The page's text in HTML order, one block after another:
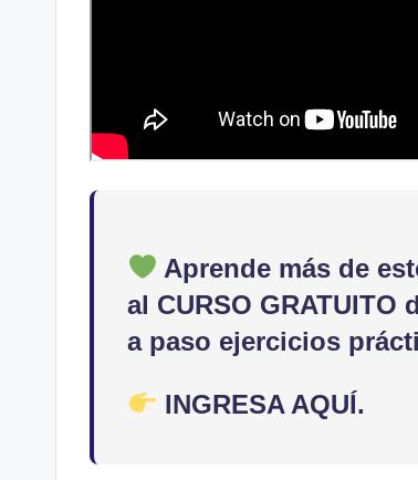
Aprende más de
al CURSO GRATUITO
a paso ejercicios
INGRESA AQUÍ.